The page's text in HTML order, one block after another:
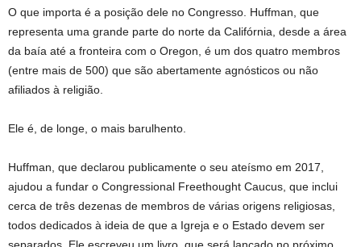
O que importa é a posição dele no Congresso. Huffman, que
representa uma grande parte do norte da Califórnia, desde a área
da baía até a fronteira com o Oregon, é um dos quatro membros
(entre mais de 500) que são abertamente agnósticos ou não
afiliados à religião.
Ele é, de longe, o mais barulhento.
Huffman, que declarou publicamente o seu ateísmo em 2017,
ajudou a fundar o Congressional Freethought Caucus, que inclui
cerca de três dezenas de membros de várias origens religiosas,
todos dedicados à ideia de que a Igreja e o Estado devem ser
separados. Ele escreveu um livro, que será lançado no próximo